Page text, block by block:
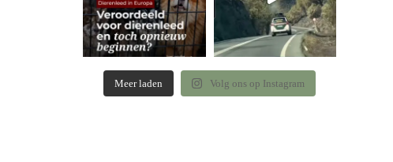
Meer laden Volg ons op Instagram